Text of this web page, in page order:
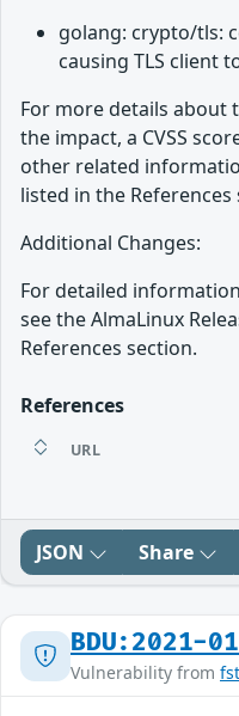
golang: crypto/tls:
causing TLS client
For more details about
the impact, a CVSS
other related
listed in the References
Additional Changes:
For detailed
see the AlmaLinux
References section.
References
URL
JSON Share
BDU:2021-
Vulnerability from